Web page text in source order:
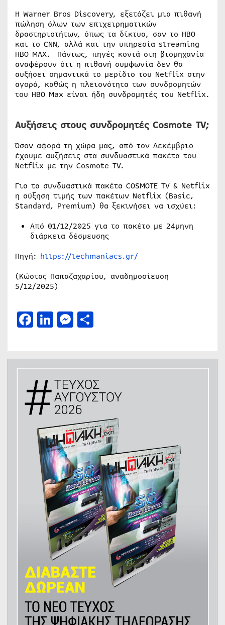
Η Warner Bros Discovery, εξετάζει μια πιθανή
πώληση όλων των επιχειρηματικών
δραστηριοτήτων, όπως τα δίκτυα, σαν το ΗΒΟ
και το CNN, αλλά και την υπηρεσία streaming
HBO MAX. Πάντως, πηγές κοντά στη βιομηχανία
αναφέρουν ότι η πιθανή συμφωνία δεν θα
αυξήσει σημαντικά το μερίδιο του Netflix στην
αγορά, καθώς η πλειονότητα των συνδρομητών
του HBO Max είναι ήδη συνδρομητές του Netflix.
Αυξήσεις στους συνδρομητές Cosmote TV;
Όσον αφορά τη χώρα μας, από τον Δεκέμβριο
έχουμε αυξήσεις στα συνδυαστικά πακέτα του
Netflix με την Cosmote TV.
Για τα συνδυαστικά πακέτα COSMOTE TV & Netflix
η αύξηση τιμής των πακέτων Netflix (Basic,
Standard, Premium) θα ξεκινήσει να ισχύει:
Από 01/12/2025 για το πακέτο με 24μηνη
διάρκεια δέσμευσης
Πηγή: https://techmaniacs.gr/
(Κώστας Παπαζαχαρίου, αναδημοσίευση
5/12/2025)
Facebook
LinkedIn
Messenger